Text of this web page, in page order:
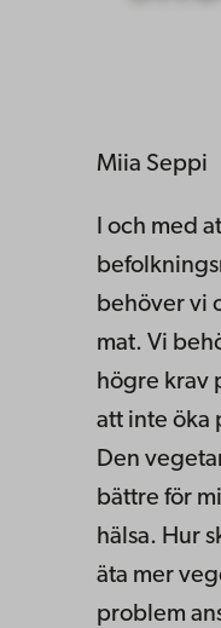
Miia Seppi
I och med
behöver vi
mat. Vi
högre krav
att inte öka
Den
bättre för
hälsa. Hur
äta mer
problem